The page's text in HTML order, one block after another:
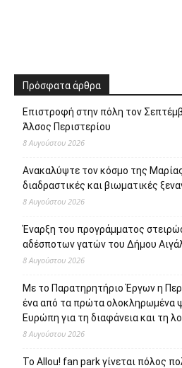
Πρόσφατα άρθρα
Επιστροφή στην πόλη τον
Άλσος Περιστερίου
8 Αυγούστου 2026
Ανακαλύψτε τον κόσμο της
διαδραστικές και βιωματικές
8 Αυγούστου 2026
Έναρξη του προγράμματος
αδέσποτων γατών του Δήμου
8 Αυγούστου 2026
Με το Παρατηρητήριο Έργων η
ένα από τα πρώτα ολοκληρωμένα
Ευρώπη για τη διαφάνεια και τη
8 Αυγούστου 2026
Το Allou! fan park γίνεται πόλος